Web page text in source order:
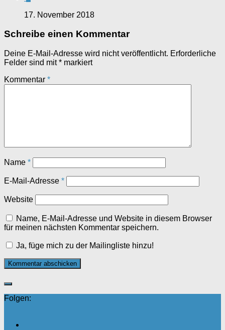
17. November 2018
Schreibe einen Kommentar
Deine E-Mail-Adresse wird nicht veröffentlicht. Erforderliche
Felder sind mit* markiert
Kommentar *
Name *
E-Mail-Adresse *
Website
Name, E-Mail-Adresse und Website in diesem Browser
für meinen nächsten Kommentar speichern.
Ja, füge mich zu der Mailingliste hinzu!
Folgen: